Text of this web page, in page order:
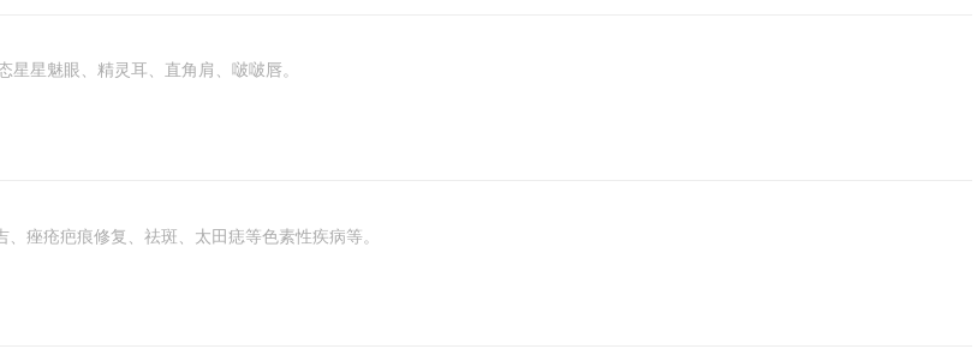
星魅眼、精灵耳、直角肩、啵啵唇。
痤疮疤痕修复、祛斑、太田痣等色素性疾病等。